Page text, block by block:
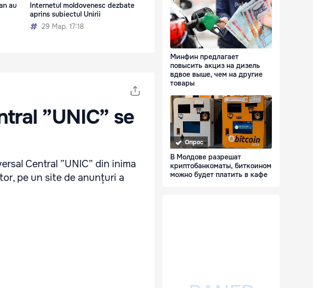
au
Internetul moldovenesc dezbate
aprins subiectul Unirii
29 Мар. 17:18
”UNIC” se
Central ”UNIC” din inima
pe un site de anunțuri a
Минфин предлагает
повысить акциз на дизель
вдвое выше, чем на другие
товары
Опрос
В Молдове разрешат
криптобанкоматы, биткоином
можно будет платить в кафе